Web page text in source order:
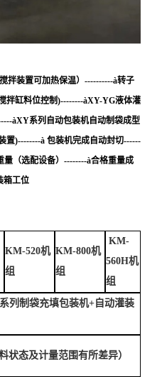
拌装置可加热保温） ----------à转子
拌缸料位控制)--------àXY-YG液体灌
àXY系列自动包装机自动制袋成型
置)--------à 包装机完成自动封切------
量（选配设备）--------à合格重量成
箱工位
KM-520机
组
KM-800机
组
KM-
560H机
组
列制袋充填包装机+自动灌装
状态及计量范围有所差异）